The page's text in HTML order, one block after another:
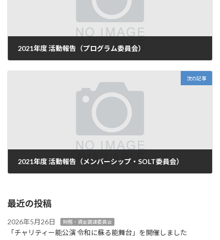
2021年度 活動報告（プログラム委員会）
次の記事
2021年度 活動報告（メンバーシップ・SOLT委員会）
最近の投稿
2026年5月26日 財務・資金調達委員会
「チャリティー能公演 令和に蘇る能舞台」を開催しました